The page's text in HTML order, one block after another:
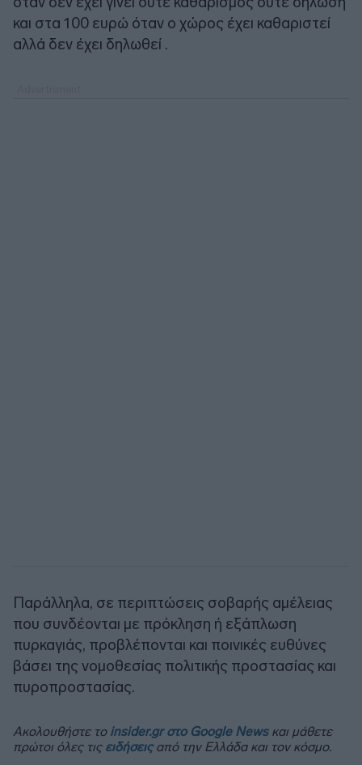
και στα 100 ευρώ όταν ο χώρος έχει καθαριστεί
αλλά δεν έχει δηλωθεί .
Παράλληλα, σε περιπτώσεις σοβαρής αμέλειας
που συνδέονται με πρόκληση ή εξάπλωση
πυρκαγιάς, προβλέπονται και ποινικές ευθύνες
βάσει της νομοθεσίας πολιτικής προστασίας και
πυροπροστασίας.
Ακολουθήστε το insider.gr στο Google Newsκαι μάθετε
πρώτοι όλες τις ειδήσειςαπό την Ελλάδα και τον κόσμο.